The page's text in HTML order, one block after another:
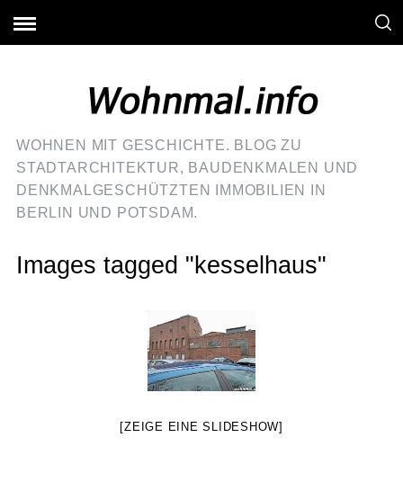
WOHNEN MIT GESCHICHTE. BLOG ZU
STADTARCHITEKTUR, BAUDENKMALEN UND
DENKMALGESCHÜTZTEN IMMOBILIEN IN
BERLIN UND POTSDAM.
Images tagged "kesselhaus"
[ZEIGE EINE SLIDESHOW]